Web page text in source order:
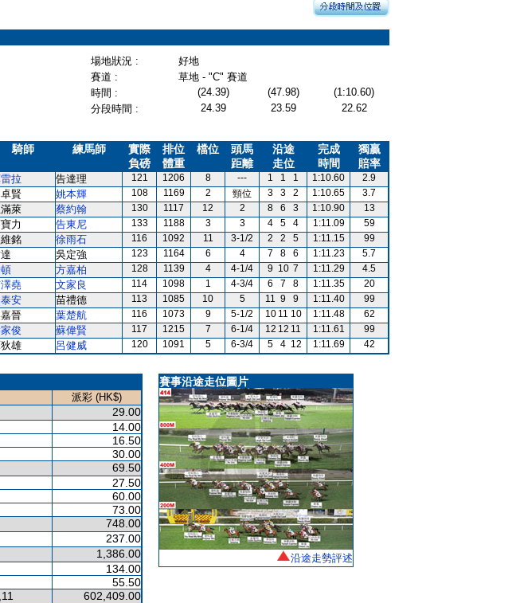
場地狀況 :
好地
賽道 :
草地 - "C" 賽道
時間 : (24.39) (47.98)
(1:10.60)
分段時間 :
24.39 23.59
22.62
騎師 練馬師
實際
負磅
排位
體重
檔位
頭馬
距離
沿途
走位
完成
時間
獨贏
賠率
拉 告達理 121 1206 8 --- 1 1 1 1:10.60
2.9
賢 姚本輝 108 1169 2 頸位 3 3 2 1:10.65
3.7
萊 蔡約翰 130 1117 12 2 8 6 3 1:10.90
13
力 告東尼 133 1188 3 3 4 5 4 1:11.09
59
銘 徐雨石 116 1092 11 3-1/2 2 2 5 1:11.15
99
吳定強 123 1164 6 4 7 8 6 1:11.23
5.7
方嘉柏 128 1139 4 4-1/4 9 10 7 1:11.29
4.5
堯 文家良 114 1098 1 4-3/4 6 7 8 1:11.35
20
泰安 苗禮德 113 1085 10 5 11 9 9 1:11.40
99
晉 葉楚航 116 1073 9 5-1/2 10 11 10 1:11.48
62
俊 蘇偉賢 117 1215 7 6-1/4 12 12 11 1:11.61
99
雄 呂健威 120 1091 5 6-3/4 5 4 12 1:11.69 42
派彩 (HK$)
29.00
14.00
16.50
30.00
69.50
27.50
60.00
73.00
748.00
237.00
1,386.00
134.00
55.50
602,409.00
賽事沿途走位圖片
沿途走勢評述